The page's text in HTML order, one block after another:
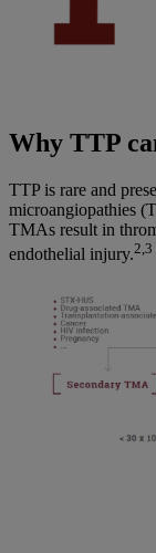
Why TTP
TTP is rare and
microangiopathies
TMAs result in
endothelial injury.2,3